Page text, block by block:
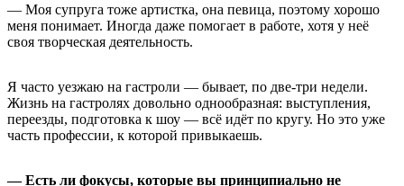
— Моя супруга тоже артистка, она певица, поэтому хорошо
меня понимает. Иногда даже помогает в работе, хотя у неё
своя творческая деятельность.
Я часто уезжаю на гастроли — бывает, по две-три недели.
Жизнь на гастролях довольно однообразная: выступления,
переезды, подготовка к шоу — всё идёт по кругу. Но это уже
часть профессии, к которой привыкаешь.
— Есть ли фокусы, которые вы принципиально не